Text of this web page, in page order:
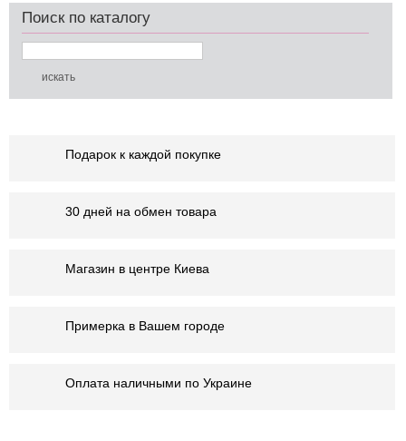
Поиск по каталогу
Подарок к каждой покупке
30 дней на обмен товара
Магазин в центре Киева
Примерка в Вашем городе
Оплата наличными по Украине